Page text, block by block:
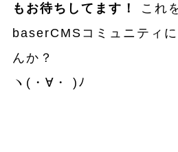
もお待ちしてます！
これ
baserCMSコミュニティ
んか？
ヽ(・∀・ )ﾉ